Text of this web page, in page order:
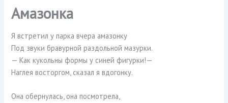
Амазонка
Я встретил у парка вчера амазонку
Под звуки бравурной раздольной мазурки.
— Как кукольны формы у синей фигурки!—
Наглея восторгом, сказал я вдогонку.
Она обернулась, она посмотрела,